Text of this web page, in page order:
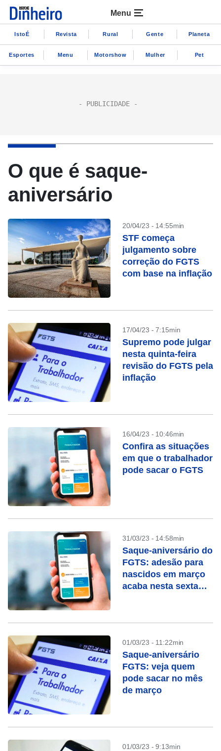
Menu
IstoÉ Revista Rural Gente Planeta
Esportes Menu Motorshow Mulher Pet
O que é saque-
aniversário
20/04/23 - 14:55min
STF começa
julgamento sobre
correção do FGTS
com base na inflação
17/04/23 - 7:15min
Supremo pode julgar
nesta quinta-feira
revisão do FGTS pela
inflação
16/04/23 - 10:46min
Confira as situações
em que o trabalhador
pode sacar o FGTS
31/03/23 - 14:58min
Saque-aniversário do
FGTS: adesão para
nascidos em março
acaba nesta sexta
01/03/23 - 11:22min
Saque-aniversário
FGTS: veja quem
pode sacar no mês
de março
01/03/23 - 9:13min